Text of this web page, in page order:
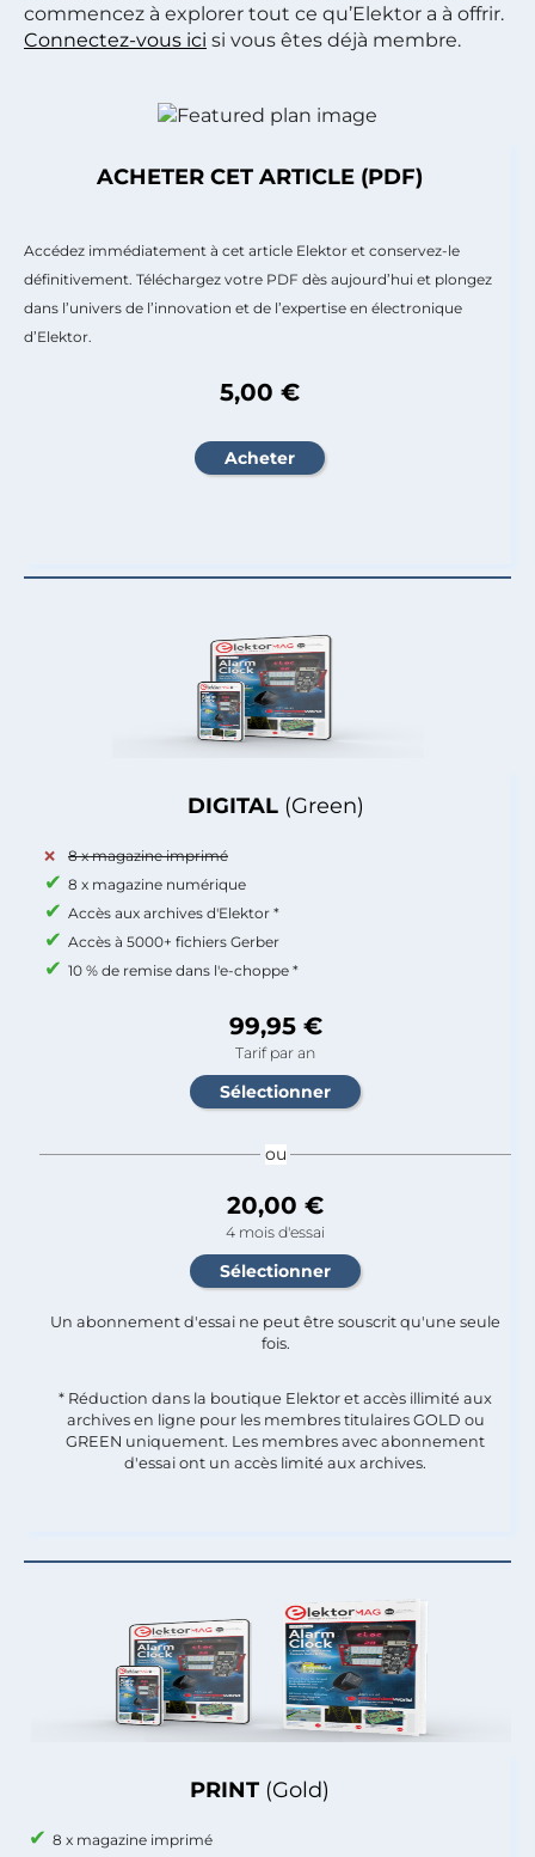
commencez à explorer tout ce qu’Elektor a à offrir.
Connectez-vous ici si vous êtes déjà membre.
PRINT (Gold)
8 x magazine imprimé
DIGITAL (Green)
8 x magazine imprimé
8 x magazine numérique
Accès aux archives d'Elektor *
Accès à 5000+ fichiers Gerber
10 % de remise dans l'e-choppe *
99,95 €
Tarif par an
ou
20,00 €
4 mois d'essai
Un abonnement d'essai ne peut être souscrit qu'une seule
fois.​
* Réduction dans la boutique Elektor et accès illimité aux
archives en ligne pour les membres titulaires GOLD ou
GREEN uniquement. Les membres avec abonnement
d'essai ont un accès limité aux archives.
ACHETER CET ARTICLE (PDF)
Accédez immédiatement à cet article Elektor et conservez-le
définitivement. Téléchargez votre PDF dès aujourd’hui et plongez
dans l’univers de l’innovation et de l’expertise en électronique
d’Elektor.
5,00 €